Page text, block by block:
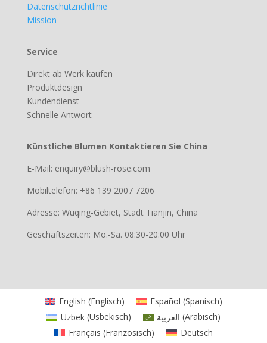
Datenschutzrichtlinie
Mission
Service
Direkt ab Werk kaufen
Produktdesign
Kundendienst
Schnelle Antwort
Künstliche Blumen Kontaktieren Sie China
E-Mail: enquiry@blush-rose.com
Mobiltelefon: +86 139 2007 7206
Adresse: Wuqing-Gebiet, Stadt Tianjin, China
Geschäftszeiten: Mo.-Sa. 08:30-20:00 Uhr
English (Englisch) Español (Spanisch)
Uzbek(Usbekisch) العربية (Arabisch)
Français (Französisch)
Deutsch